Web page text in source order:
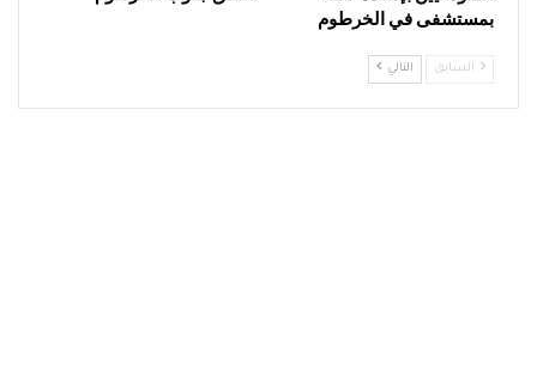
بمستشفى في الخرطوم
السابق التالي